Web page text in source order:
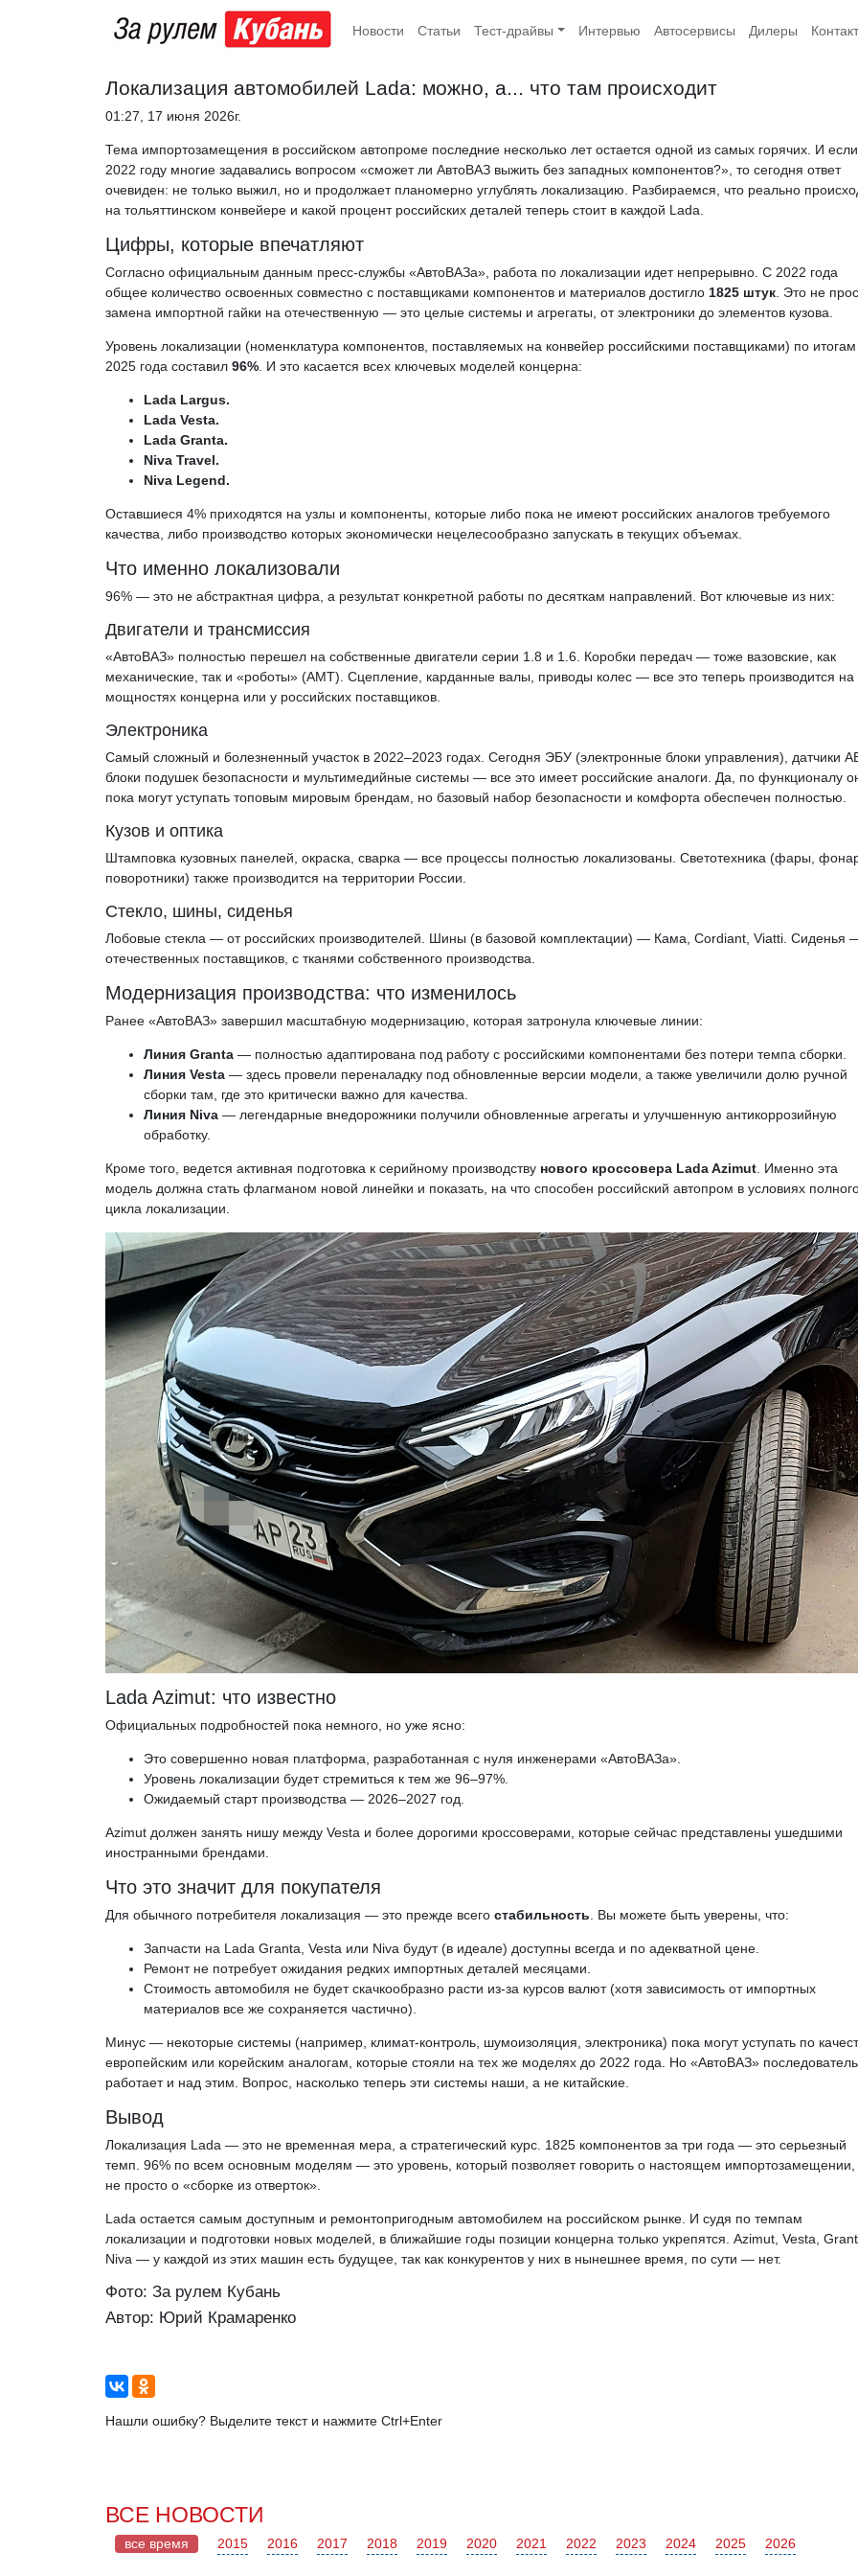
Новости Статьи Тест-драйвы Интервью Автосервисы Дилеры
Локализация автомобилей Lada: можно, а... что там происходит
01:27, 17 июня 2026г.
Тема импортозамещения в российском автопроме последние несколько лет остается одной из самых горячих. И
2022 году многие задавались вопросом «сможет ли АвтоВАЗ выжить без западных компонентов?», то сегодня ответ
очевиден: не только выжил, но и продолжает планомерно углублять локализацию. Разбираемся, что реально
на тольяттинском конвейере и какой процент российских деталей теперь стоит в каждой Lada.
Цифры, которые впечатляют
Согласно официальным данным пресс-службы «АвтоВАЗа», работа по локализации идет непрерывно. С 2022 года
общее количество освоенных совместно с поставщиками компонентов и материалов достигло 1825 штук . Это не
замена импортной гайки на отечественную — это целые системы и агрегаты, от электроники до элементов кузова.
Уровень локализации (номенклатура компонентов, поставляемых на конвейер российскими поставщиками) по итогам
2025 года составил 96% . И это касается всех ключевых моделей концерна:
Lada Largus.
Lada Vesta.
Lada Granta.
Niva Travel.
Niva Legend.
Оставшиеся 4% приходятся на узлы и компоненты, которые либо пока не имеют российских аналогов требуемого
качества, либо производство которых экономически нецелесообразно запускать в текущих объемах.
Что именно локализовали
96% — это не абстрактная цифра, а результат конкретной работы по десяткам направлений. Вот ключевые из них:
Двигатели и трансмиссия
«АвтоВАЗ» полностью перешел на собственные двигатели серии 1.8 и 1.6. Коробки передач — тоже вазовские, как
механические, так и «роботы» (АМТ). Сцепление, карданные валы, приводы колес — все это теперь производится на
мощностях концерна или у российских поставщиков.
Электроника
Самый сложный и болезненный участок в 2022–2023 годах. Сегодня ЭБУ (электронные блоки управления), датчики
блоки подушек безопасности и мультимедийные системы — все это имеет российские аналоги. Да, по функционалу
пока могут уступать топовым мировым брендам, но базовый набор безопасности и комфорта обеспечен полностью.
Кузов и оптика
Штамповка кузовных панелей, окраска, сварка — все процессы полностью локализованы. Светотехника (фары,
поворотники) также производится на территории России.
Стекло, шины, сиденья
Лобовые стекла — от российских производителей. Шины (в базовой комплектации) — Кама, Cordiant, Viatti. Сиденья
отечественных поставщиков, с тканями собственного производства.
Модернизация производства: что изменилось
Ранее «АвтоВАЗ» завершил масштабную модернизацию, которая затронула ключевые линии:
Линия Granta — полностью адаптирована под работу с российскими компонентами без потери темпа сборки.
Линия Vesta — здесь провели переналадку под обновленные версии модели, а также увеличили долю ручной
сборки там, где это критически важно для качества.
Линия Niva — легендарные внедорожники получили обновленные агрегаты и улучшенную антикоррозийную
обработку.
Кроме того, ведется активная подготовка к серийному производству нового кроссовера Lada Azimut . Именно эта
модель должна стать флагманом новой линейки и показать, на что способен российский автопром в условиях
цикла локализации.
Lada Azimut: что известно
Официальных подробностей пока немного, но уже ясно:
Это совершенно новая платформа, разработанная с нуля инженерами «АвтоВАЗа».
Уровень локализации будет стремиться к тем же 96–97%.
Ожидаемый старт производства — 2026–2027 год.
Azimut должен занять нишу между Vesta и более дорогими кроссоверами, которые сейчас представлены ушедшими
иностранными брендами.
Что это значит для покупателя
Для обычного потребителя локализация — это прежде всего стабильность. Вы можете быть уверены, что:
Запчасти на Lada Granta, Vesta или Niva будут (в идеале) доступны всегда и по адекватной цене.
Ремонт не потребует ожидания редких импортных деталей месяцами.
Стоимость автомобиля не будет скачкообразно расти из-за курсов валют (хотя зависимость от импортных
материалов все же сохраняется частично).
Минус — некоторые системы (например, климат-контроль, шумоизоляция, электроника) пока могут уступать по
европейским или корейским аналогам, которые стояли на тех же моделях до 2022 года. Но «АвтоВАЗ»
работает и над этим. Вопрос, насколько теперь эти системы наши, а не китайские.
Вывод
Локализация Lada — это не временная мера, а стратегический курс. 1825 компонентов за три года — это серьезный
темп. 96% по всем основным моделям — это уровень, который позволяет говорить о настоящем импортозамещении,
не просто о «сборке из отверток».
Lada остается самым доступным и ремонтопригодным автомобилем на российском рынке. И судя по темпам
локализации и подготовки новых моделей, в ближайшие годы позиции концерна только укрепятся. Azimut, Vesta,
Niva — у каждой из этих машин есть будущее, так как конкурентов у них в нынешнее время, по сути — нет.
Фото: За рулем Кубань
Автор: Юрий Крамаренко
Нашли ошибку? Выделите текст и нажмите Ctrl+Enter
ВСЕ НОВОСТИ
все время 2015 2016 2017 2018 2019 2020 2021 2022 2023 2024 2025 2026